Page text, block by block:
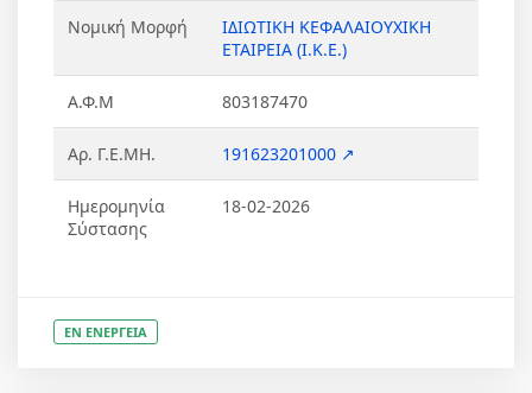
Νομική Μορφή
ΙΔΙΩΤΙΚΗ ΚΕΦΑΛΑΙΟΥΧΙΚΗ
ΕΤΑΙΡΕΙΑ (Ι.Κ.Ε.)
Α.Φ.Μ 803187470
Αρ. Γ.Ε.ΜΗ. 191623201000 ↗
Ημερομηνία
Σύστασης
18-02-2026
ΕΝ ΕΝΕΡΓΕΙΑ